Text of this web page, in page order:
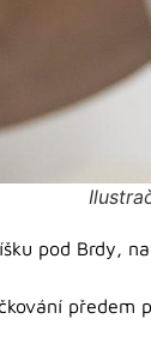
pod Brdy,
předem